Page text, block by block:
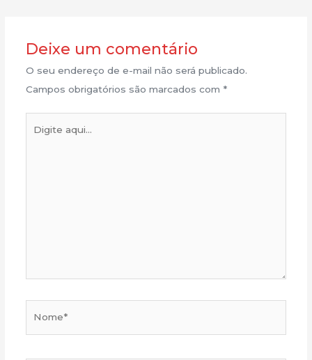
Deixe um comentário
O seu endereço de e-mail não será publicado.
Campos obrigatórios são marcados com *